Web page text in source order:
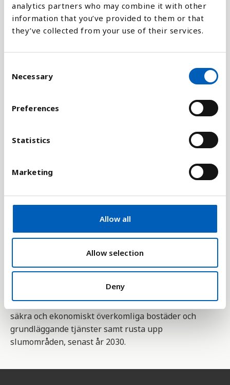
analytics partners who may combine it with other
information that you’ve provided to them or that
they’ve collected from your use of their services.
Necessary
Preferences
Statistics
Marketing
Allow all
Allow selection
Deny
Jämför med:
vatten och sanitet, dålig kvalitet på bostaden och
för liten bostadsyta är exempel på otillräckliga
statistiken baseras på andelen av
levnadsförhållanden. Med trygga
levnadsförhållanden menas att man äger ett eget
socialt/allmännyttigt boende.
Statistiken är en indikator för mål 11 blandFN:s 17
om hållbara städer och samhällen, och delmål 11,1
är att säkerställa tillgång för alla till fullgoda,
säkra och ekonomiskt överkomliga bostäder och
grundläggande tjänster samt rusta upp
slumområden, senast år 2030.